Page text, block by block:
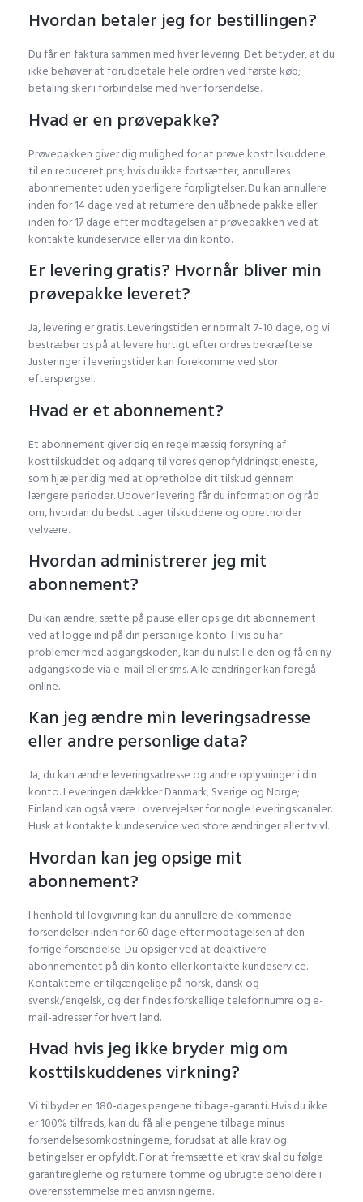
Hvordan betaler jeg for bestillingen?
Du får en faktura sammen med hver levering. Det betyder, at du
ikke behøver at forudbetale hele ordren ved første køb;
betaling sker i forbindelse med hver forsendelse.
Hvad er en prøvepakke?
Prøvepakken giver dig mulighed for at prøve kosttilskuddene
til en reduceret pris; hvis du ikke fortsætter, annulleres
abonnementet uden yderligere forpligtelser. Du kan annullere
inden for 14 dage ved at returnere den uåbnede pakke eller
inden for 17 dage efter modtagelsen af prøvepakken ved at
kontakte kundeservice eller via din konto.
Er levering gratis? Hvornår bliver min
prøvepakke leveret?
Ja, levering er gratis. Leveringstiden er normalt 7-10 dage, og vi
bestræber os på at levere hurtigt efter ordres bekræftelse.
Justeringer i leveringstider kan forekomme ved stor
efterspørgsel.
Hvad er et abonnement?
Et abonnement giver dig en regelmæssig forsyning af
kosttilskuddet og adgang til vores genopfyldningstjeneste,
som hjælper dig med at opretholde dit tilskud gennem
længere perioder. Udover levering får du information og råd
om, hvordan du bedst tager tilskuddene og opretholder
velvære.
Hvordan administrerer jeg mit
abonnement?
Du kan ændre, sætte på pause eller opsige dit abonnement
ved at logge ind på din personlige konto. Hvis du har
problemer med adgangskoden, kan du nulstille den og få en ny
adgangskode via e-mail eller sms. Alle ændringer kan foregå
online.
Kan jeg ændre min leveringsadresse
eller andre personlige data?
Ja, du kan ændre leveringsadresse og andre oplysninger i din
konto. Leveringen dækkker Danmark, Sverige og Norge;
Finland kan også være i overvejelser for nogle leveringskanaler.
Husk at kontakte kundeservice ved store ændringer eller tvivl.
Hvordan kan jeg opsige mit
abonnement?
I henhold til lovgivning kan du annullere de kommende
forsendelser inden for 60 dage efter modtagelsen af den
forrige forsendelse. Du opsiger ved at deaktivere
abonnementet på din konto eller kontakte kundeservice.
Kontakterne er tilgængelige på norsk, dansk og
svensk/engelsk, og der findes forskellige telefonnumre og e-
mail-adresser for hvert land.
Hvad hvis jeg ikke bryder mig om
kosttilskuddenes virkning?
Vi tilbyder en 180-dages pengene tilbage-garanti. Hvis du ikke
er 100% tilfreds, kan du få alle pengene tilbage minus
forsendelsesomkostningerne, forudsat at alle krav og
betingelser er opfyldt. For at fremsætte et krav skal du følge
garantireglerne og returnere tomme og ubrugte beholdere i
overensstemmelse med anvisningerne.